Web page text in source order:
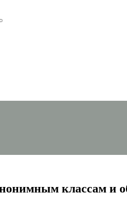
классам и